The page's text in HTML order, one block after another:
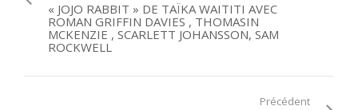
« JOJO RABBIT » DE TAÏKA WAITITI AVEC
ROMAN GRIFFIN DAVIES , THOMASIN
MCKENZIE , SCARLETT JOHANSSON, SAM
ROCKWELL
Précédent